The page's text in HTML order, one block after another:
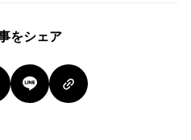
をシェア